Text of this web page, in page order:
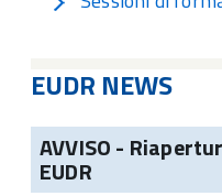
EUDR NEWS
AVVISO -
EUDR